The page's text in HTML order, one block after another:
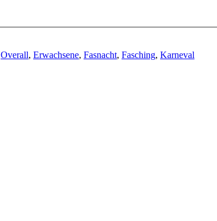
Overall, Erwachsene, Fasnacht, Fasching, Karneval